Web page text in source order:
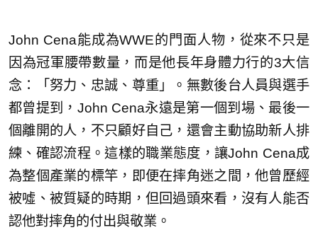
John Cena能成為WWE的門面人物，從來不只是
因為冠軍腰帶數量，而是他長年身體力行的3大信
念：「努力、忠誠、尊重」。無數後台人員與選手
都曾提到，John Cena永遠是第一個到場、最後一
個離開的人，不只顧好自己，還會主動協助新人排
練、確認流程。這樣的職業態度，讓John Cena成
為整個產業的標竿，即便在摔角迷之間，他曾歷經
被噓、被質疑的時期，但回過頭來看，沒有人能否
認他對摔角的付出與敬業。